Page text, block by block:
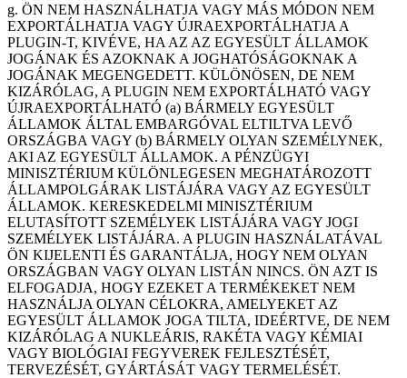
g. ÖN NEM HASZNÁLHATJA VAGY MÁS MÓDON NEM
EXPORTÁLHATJA VAGY ÚJRAEXPORTÁLHATJA A
PLUGIN-T, KIVÉVE, HA AZ AZ EGYESÜLT ÁLLAMOK
JOGÁNAK ÉS AZOKNAK A JOGHATÓSÁGOKNAK A
JOGÁNAK MEGENGEDETT. KÜLÖNÖSEN, DE NEM
KIZÁRÓLAG, A PLUGIN NEM EXPORTÁLHATÓ VAGY
ÚJRAEXPORTÁLHATÓ (a) BÁRMELY EGYESÜLT
ÁLLAMOK ÁLTAL EMBARGÓVAL ELTILTVA LEVŐ
ORSZÁGBA VAGY (b) BÁRMELY OLYAN SZEMÉLYNEK,
AKI AZ EGYESÜLT ÁLLAMOK. A PÉNZÜGYI
MINISZTÉRIUM KÜLÖNLEGESEN MEGHATÁROZOTT
ÁLLAMPOLGÁRAK LISTÁJÁRA VAGY AZ EGYESÜLT
ÁLLAMOK. KERESKEDELMI MINISZTÉRIUM
ELUTASÍTOTT SZEMÉLYEK LISTÁJÁRA VAGY JOGI
SZEMÉLYEK LISTÁJÁRA. A PLUGIN HASZNÁLATÁVAL
ÖN KIJELENTI ÉS GARANTÁLJA, HOGY NEM OLYAN
ORSZÁGBAN VAGY OLYAN LISTÁN NINCS. ÖN AZT IS
ELFOGADJA, HOGY EZEKET A TERMÉKEKET NEM
HASZNÁLJA OLYAN CÉLOKRA, AMELYEKET AZ
EGYESÜLT ÁLLAMOK JOGA TILTA, IDEÉRTVE, DE NEM
KIZÁRÓLAG A NUKLEÁRIS, RAKÉTA VAGY KÉMIAI
VAGY BIOLÓGIAI FEGYVEREK FEJLESZTÉSÉT,
TERVEZÉSÉT, GYÁRTÁSÁT VAGY TERMELÉSÉT.